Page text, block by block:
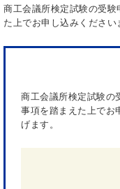
商工会議所検定試験の受験
た上でお申し込みください
商工会議所検定試験の
事項を踏まえた上でお
げます。